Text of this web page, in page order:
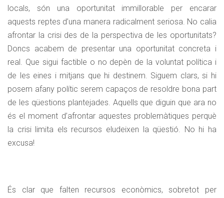
locals, són una oportunitat immillorable per encarar
aquests reptes d’una manera radicalment seriosa. No calia
afrontar la crisi des de la perspectiva de les oportunitats?
Doncs acabem de presentar una oportunitat concreta i
real. Que sigui factible o no depèn de la voluntat política i
de les eines i mitjans que hi destinem. Siguem clars, si hi
posem afany polític serem capaços de resoldre bona part
de les qüestions plantejades. Aquells que diguin que ara no
és el moment d’afrontar aquestes problemàtiques perquè
la crisi limita els recursos eludeixen la qüestió. No hi ha
excusa!
És clar que falten recursos econòmics, sobretot per